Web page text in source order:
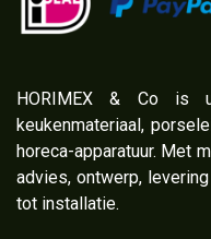
​HORIMEX & Co is
keukenmateriaal,
horeca-apparatuur. Met
advies, ontwerp,
tot installatie.